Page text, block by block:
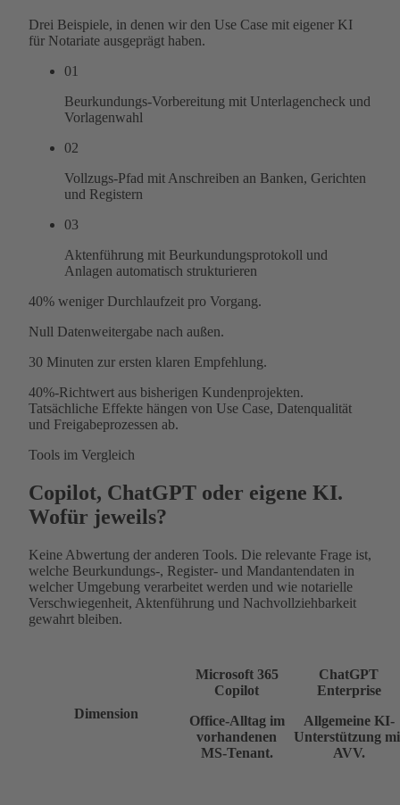
Drei Beispiele, in denen wir den Use Case mit eigener KI
für Notariate ausgeprägt haben.
01
Beurkundungs-Vorbereitung mit Unterlagencheck und
Vorlagenwahl
02
Vollzugs-Pfad mit Anschreiben an Banken, Gerichten
und Registern
03
Aktenführung mit Beurkundungsprotokoll und
Anlagen automatisch strukturieren
40% weniger Durchlaufzeit pro Vorgang.
Null Datenweitergabe nach außen.
30 Minuten zur ersten klaren Empfehlung.
40%-Richtwert aus bisherigen Kundenprojekten.
Tatsächliche Effekte hängen von Use Case, Datenqualität
und Freigabeprozessen ab.
Tools im Vergleich
Copilot, ChatGPT oder eigene KI.
Wofür jeweils?
Keine Abwertung der anderen Tools. Die relevante Frage ist,
welche Beurkundungs-, Register- und Mandantendaten in
welcher Umgebung verarbeitet werden und wie notarielle
Verschwiegenheit, Aktenführung und Nachvollziehbarkeit
gewahrt bleiben.
Dimension
Microsoft 365
Copilot
Office-Alltag im
vorhandenen
MS-Tenant.
ChatGPT
Enterprise
Allgemeine KI-
Unterstützung
AVV.